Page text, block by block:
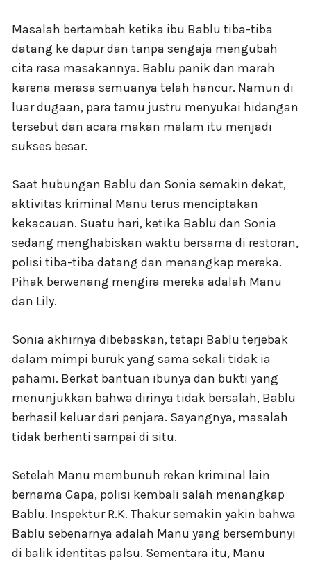
Masalah bertambah ketika ibu Bablu tiba-tiba
datang ke dapur dan tanpa sengaja mengubah
cita rasa masakannya. Bablu panik dan marah
karena merasa semuanya telah hancur. Namun di
luar dugaan, para tamu justru menyukai hidangan
tersebut dan acara makan malam itu menjadi
sukses besar.
Saat hubungan Bablu dan Sonia semakin dekat,
aktivitas kriminal Manu terus menciptakan
kekacauan. Suatu hari, ketika Bablu dan Sonia
sedang menghabiskan waktu bersama di restoran,
polisi tiba-tiba datang dan menangkap mereka.
Pihak berwenang mengira mereka adalah Manu
dan Lily.
Sonia akhirnya dibebaskan, tetapi Bablu terjebak
dalam mimpi buruk yang sama sekali tidak ia
pahami. Berkat bantuan ibunya dan bukti yang
menunjukkan bahwa dirinya tidak bersalah, Bablu
berhasil keluar dari penjara. Sayangnya, masalah
tidak berhenti sampai di situ.
Setelah Manu membunuh rekan kriminal lain
bernama Gapa, polisi kembali salah menangkap
Bablu. Inspektur R.K. Thakur semakin yakin bahwa
Bablu sebenarnya adalah Manu yang bersembunyi
di balik identitas palsu. Sementara itu, Manu